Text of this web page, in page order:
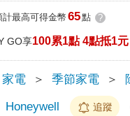
計最高可得金幣 65點 ?
GO享100累1點 4點抵1元
家電 ＞ 季節家電 ＞
Honeywell 追蹤